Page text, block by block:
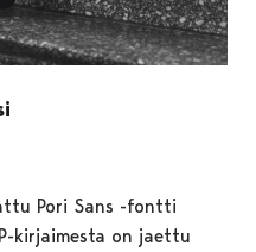
Pori Sans -fontti
kirjaimesta on jaettu